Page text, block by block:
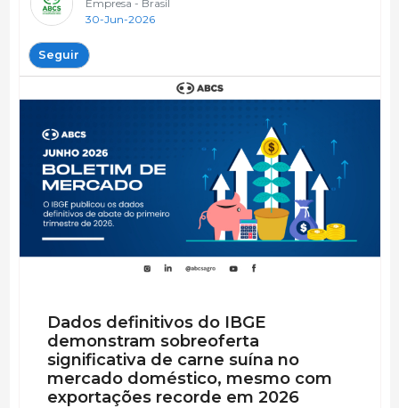
Empresa - Brasil
30-Jun-2026
Seguir
Dados definitivos do IBGE
demonstram sobreoferta
significativa de carne suína no
mercado doméstico, mesmo com
exportações recorde em 2026